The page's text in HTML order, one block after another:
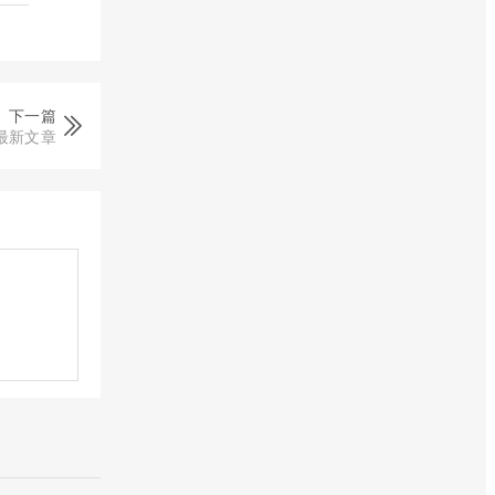
下一篇
新文章